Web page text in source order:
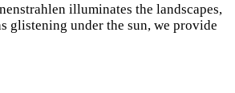
illuminates the landscapes,
glistening under the sun, we provide